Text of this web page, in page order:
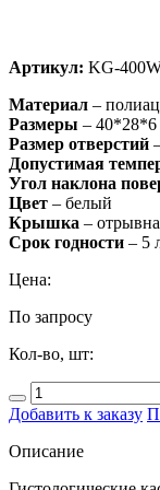
Артикул: KG-
Материал –
Размеры –
Размер отверстий
Допустимая
Угол наклона
Цвет – белый
Крышка –
Срок годности – 5
Цена:
По запросу
Кол-во, шт:
Добавить к заказу
Описание